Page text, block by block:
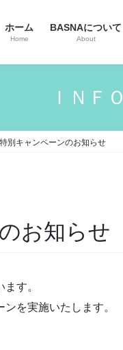
ホーム
Home
BASNAについて
About
ＩＮＦ
別キャンペーンのお知らせ
お知らせ
す。
を実施いたします。